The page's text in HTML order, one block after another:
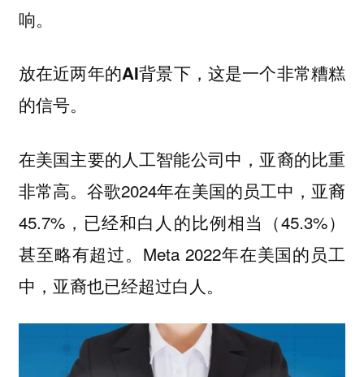
响。
放在近两年的AI背景下，这是一个非常糟糕
的信号。
在美国主要的人工智能公司中，亚裔的比重
非常高。谷歌2024年在美国的员工中，亚裔
45.7%，已经和白人的比例相当（45.3%）
甚至略有超过。Meta 2022年在美国的员工
中，亚裔也已经超过白人。